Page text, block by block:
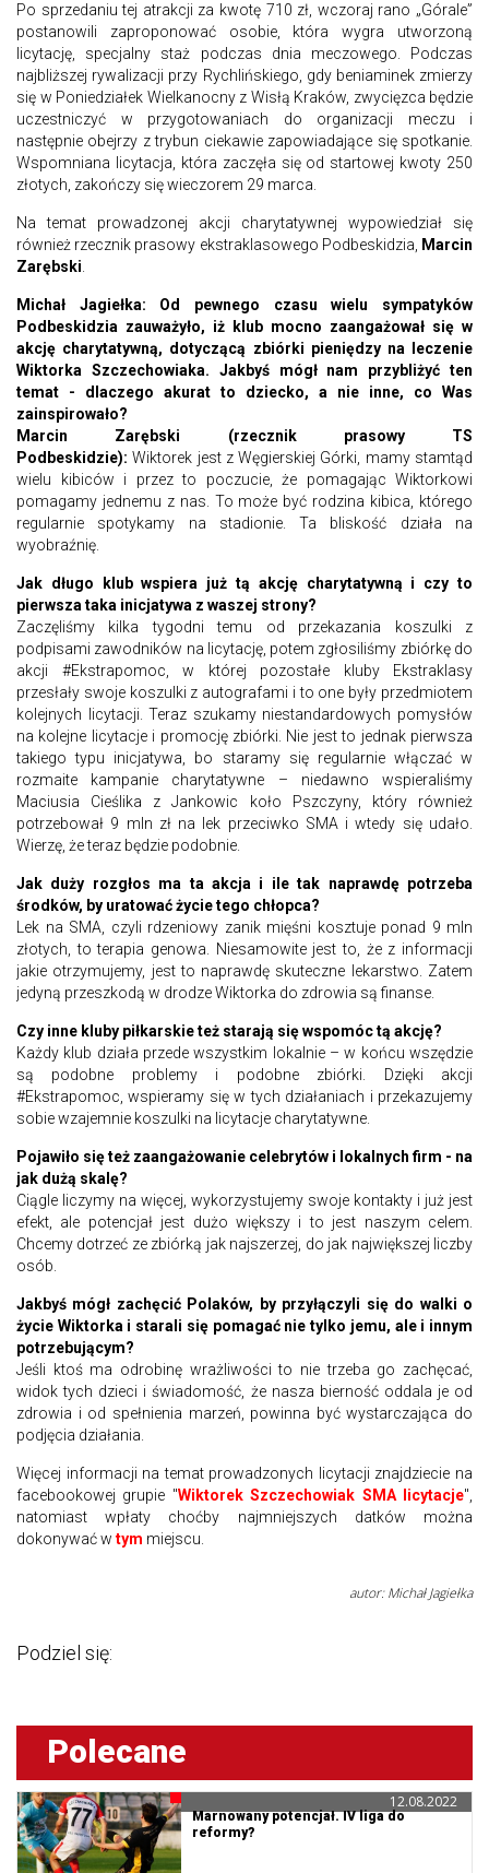
Po sprzedaniu tej atrakcji za kwotę 710 zł, wczoraj rano „Górale”
postanowili zaproponować osobie, która wygra utworzoną
licytację, specjalny staż podczas dnia meczowego. Podczas
najbliższej rywalizacji przy Rychlińskiego, gdy beniaminek zmierzy
się w Poniedziałek Wielkanocny z Wisłą Kraków, zwycięzca będzie
uczestniczyć w przygotowaniach do organizacji meczu i
następnie obejrzy z trybun ciekawie zapowiadające się spotkanie.
Wspomniana licytacja, która zaczęła się od startowej kwoty 250
złotych, zakończy się wieczorem 29 marca.
Na temat prowadzonej akcji charytatywnej wypowiedział się
również rzecznik prasowy ekstraklasowego Podbeskidzia, Marcin
Zarębski.
Michał Jagiełka: Od pewnego czasu wielu sympatyków
Podbeskidzia zauważyło, iż klub mocno zaangażował się w
akcję charytatywną, dotyczącą zbiórki pieniędzy na leczenie
Wiktorka Szczechowiaka. Jakbyś mógł nam przybliżyć ten
temat - dlaczego akurat to dziecko, a nie inne, co Was
zainspirowało?
Marcin Zarębski (rzecznik prasowy TS
Podbeskidzie): Wiktorek jest z Węgierskiej Górki, mamy stamtąd
wielu kibiców i przez to poczucie, że pomagając Wiktorkowi
pomagamy jednemu z nas. To może być rodzina kibica, którego
regularnie spotykamy na stadionie. Ta bliskość działa na
wyobraźnię.
Jak długo klub wspiera już tą akcję charytatywną i czy to
pierwsza taka inicjatywa z waszej strony?
Zaczęliśmy kilka tygodni temu od przekazania koszulki z
podpisami zawodników na licytację, potem zgłosiliśmy zbiórkę do
akcji #Ekstrapomoc, w której pozostałe kluby Ekstraklasy
przesłały swoje koszulki z autografami i to one były przedmiotem
kolejnych licytacji. Teraz szukamy niestandardowych pomysłów
na kolejne licytacje i promocję zbiórki. Nie jest to jednak pierwsza
takiego typu inicjatywa, bo staramy się regularnie włączać w
rozmaite kampanie charytatywne – niedawno wspieraliśmy
Maciusia Cieślika z Jankowic koło Pszczyny, który również
potrzebował 9 mln zł na lek przeciwko SMA i wtedy się udało.
Wierzę, że teraz będzie podobnie.
Jak duży rozgłos ma ta akcja i ile tak naprawdę potrzeba
środków, by uratować życie tego chłopca?
Lek na SMA, czyli rdzeniowy zanik mięśni kosztuje ponad 9 mln
złotych, to terapia genowa. Niesamowite jest to, że z informacji
jakie otrzymujemy, jest to naprawdę skuteczne lekarstwo. Zatem
jedyną przeszkodą w drodze Wiktorka do zdrowia są finanse.
Czy inne kluby piłkarskie też starają się wspomóc tą akcję?
Każdy klub działa przede wszystkim lokalnie – w końcu wszędzie
są podobne problemy i podobne zbiórki. Dzięki akcji
#Ekstrapomoc, wspieramy się w tych działaniach i przekazujemy
sobie wzajemnie koszulki na licytacje charytatywne.
Pojawiło się też zaangażowanie celebrytów i lokalnych firm - na
jak dużą skalę?
Ciągle liczymy na więcej, wykorzystujemy swoje kontakty i już jest
efekt, ale potencjał jest dużo większy i to jest naszym celem.
Chcemy dotrzeć ze zbiórką jak najszerzej, do jak największej liczby
osób.
Jakbyś mógł zachęcić Polaków, by przyłączyli się do walki o
życie Wiktorka i starali się pomagać nie tylko jemu, ale i innym
potrzebującym?
Jeśli ktoś ma odrobinę wrażliwości to nie trzeba go zachęcać,
widok tych dzieci i świadomość, że nasza bierność oddala je od
zdrowia i od spełnienia marzeń, powinna być wystarczająca do
podjęcia działania.
Więcej informacji na temat prowadzonych licytacji znajdziecie na
facebookowej grupie "Wiktorek Szczechowiak SMA licytacje",
natomiast wpłaty choćby najmniejszych datków można
dokonywać w tym miejscu.
autor: Michał Jagiełka
Podziel się:
Polecane
Marnowany potencjał. IV liga do
reformy?
12.08.2022